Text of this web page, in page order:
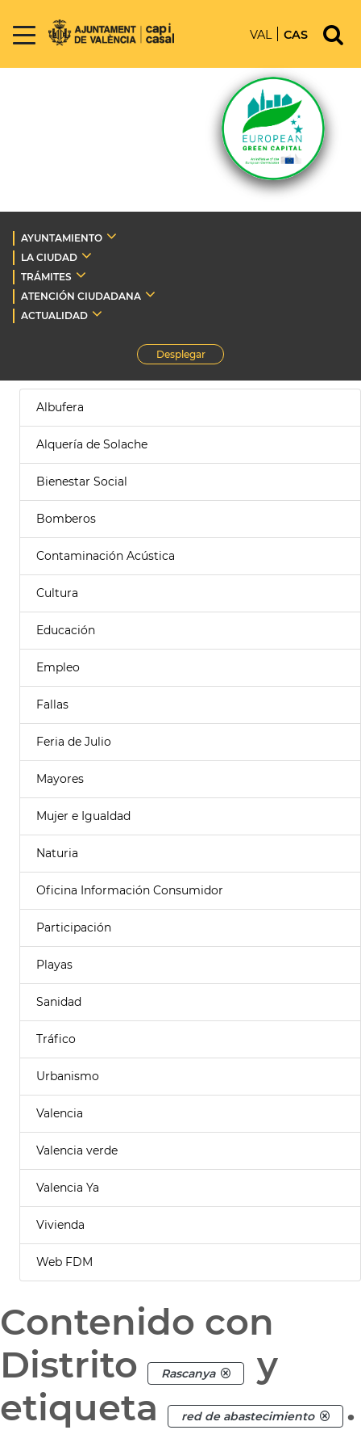
VAL CAS
AYUNTAMIENTO
LA CIUDAD
TRÁMITES
ATENCIÓN CIUDADANA
ACTUALIDAD
Desplegar
Albufera
Alquería de Solache
Bienestar Social
Bomberos
Contaminación Acústica
Cultura
Educación
Empleo
Fallas
Feria de Julio
Mayores
Mujer e Igualdad
Naturia
Oficina Información Consumidor
Participación
Playas
Sanidad
Tráfico
Urbanismo
Valencia
Valencia verde
Valencia Ya
Vivienda
Web FDM
Contenido con
Distrito
Rascanya
y
etiqueta
red de abastecimiento .